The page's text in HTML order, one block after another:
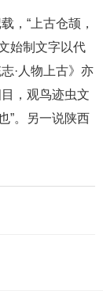
，“上古仓颉，
始制文字以代
·人物上古》亦
，观鸟迹虫文
”。另一说陕西